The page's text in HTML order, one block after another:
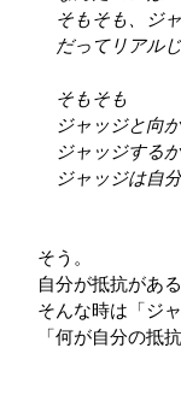
そもそも、ジャ
だってリアルじ
そもそも
ジャッジと向か
ジャッジするか
ジャッジは自分
そう。
自分が抵抗があ
そんな時は「ジ
「何が自分の抵